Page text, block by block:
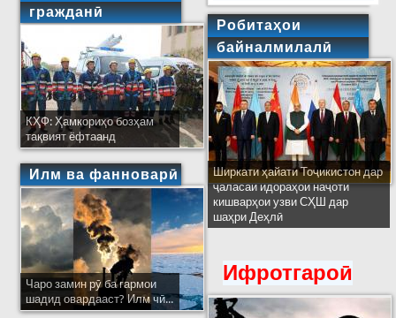
гражданӣ
КҲФ: Ҳамкориҳо бозҳам
тақвият ёфтаанд
Илм ва фанноварӣ
Чаро замин рӯ ба гармои
шадид овардааст? Илм чӣ...
Робитаҳои
байналмилалӣ
Ширкати ҳайати Тоҷикистон дар
ҷаласаи идораҳои наҷоти
кишварҳои узви СҲШ дар
шаҳри Деҳлӣ
Ифротгароӣ